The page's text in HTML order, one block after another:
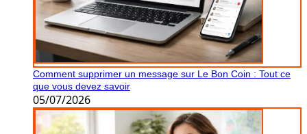
Comment supprimer un message sur Le Bon Coin : Tout ce
que vous devez savoir
05/07/2026